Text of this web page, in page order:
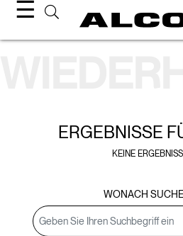
☰
ERGEBNISSE
KEINE
WONACH